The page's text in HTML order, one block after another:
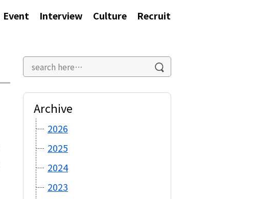
Event Interview Culture Recruit
Archive
2026
2025
2024
2023